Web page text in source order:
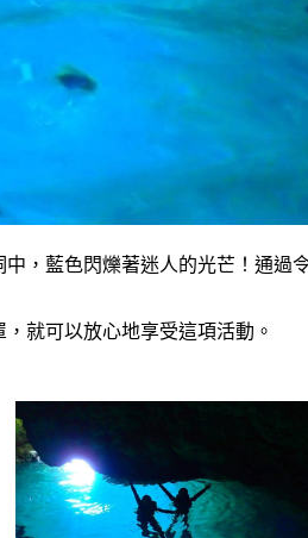
，藍色閃爍著迷人的光芒！ 通過
就可以放心地享受這項活動。